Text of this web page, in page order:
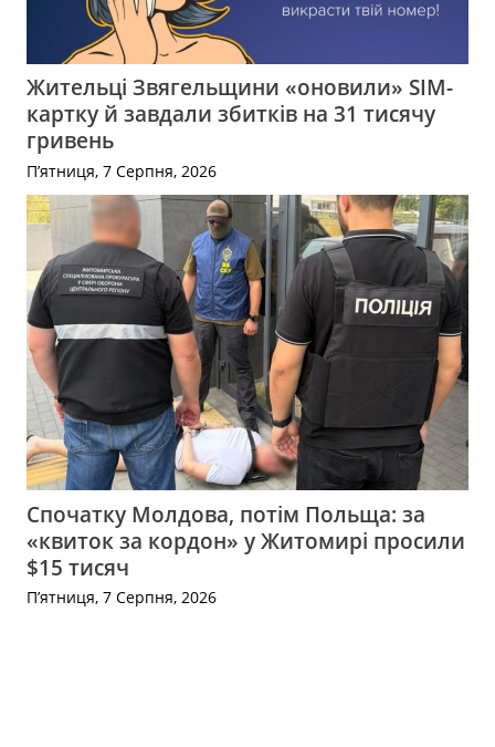
Жительці Звягельщини «оновили» SIM-
картку й завдали збитків на 31 тисячу
гривень
П’ятниця, 7 Серпня, 2026
Спочатку Молдова, потім Польща: за
«квиток за кордон» у Житомирі просили
$15 тисяч
П’ятниця, 7 Серпня, 2026